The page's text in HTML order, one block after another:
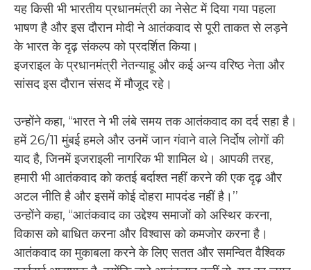
यह किसी भी भारतीय प्रधानमंत्री का नेसेट में दिया गया पहला
भाषण है और इस दौरान मोदी ने आतंकवाद से पूरी ताकत से लड़ने
के भारत के दृढ़ संकल्प को प्रदर्शित किया।
इजराइल के प्रधानमंत्री नेतन्याहू और कई अन्य वरिष्ठ नेता और
सांसद इस दौरान संसद में मौजूद रहे।
उन्होंने कहा, ‘‘भारत ने भी लंबे समय तक आतंकवाद का दर्द सहा है।
हमें 26/11 मुंबई हमले और उनमें जान गंवाने वाले निर्दोष लोगों की
याद है, जिनमें इजराइली नागरिक भी शामिल थे। आपकी तरह,
हमारी भी आतंकवाद को कतई बर्दाश्त नहीं करने की एक दृढ़ और
अटल नीति है और इसमें कोई दोहरा मापदंड नहीं है।’’
उन्होंने कहा, ‘‘आतंकवाद का उद्देश्य समाजों को अस्थिर करना,
विकास को बाधित करना और विश्वास को कमजोर करना है।
आतंकवाद का मुकाबला करने के लिए सतत और समन्वित वैश्विक